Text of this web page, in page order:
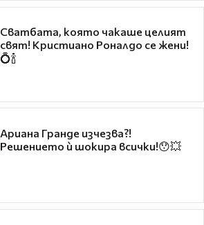
Сватбата, която чакаше целият
свят! Кристиано Роналдо се жени!
💍🍾
Ариана Гранде изчезва?!
Решението ѝ шокира всички!😯💥